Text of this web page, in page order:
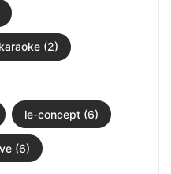
karaoke (2)
le-concept (6)
(6)